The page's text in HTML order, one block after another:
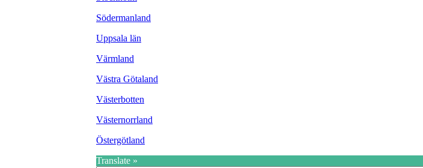
Södermanland
Uppsala län
Värmland
Västra Götaland
Västerbotten
Västernorrland
Östergötland
Translate »